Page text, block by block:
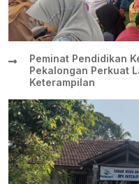
Peminat Pendidikan
Pekalongan Perkuat
Keterampilan